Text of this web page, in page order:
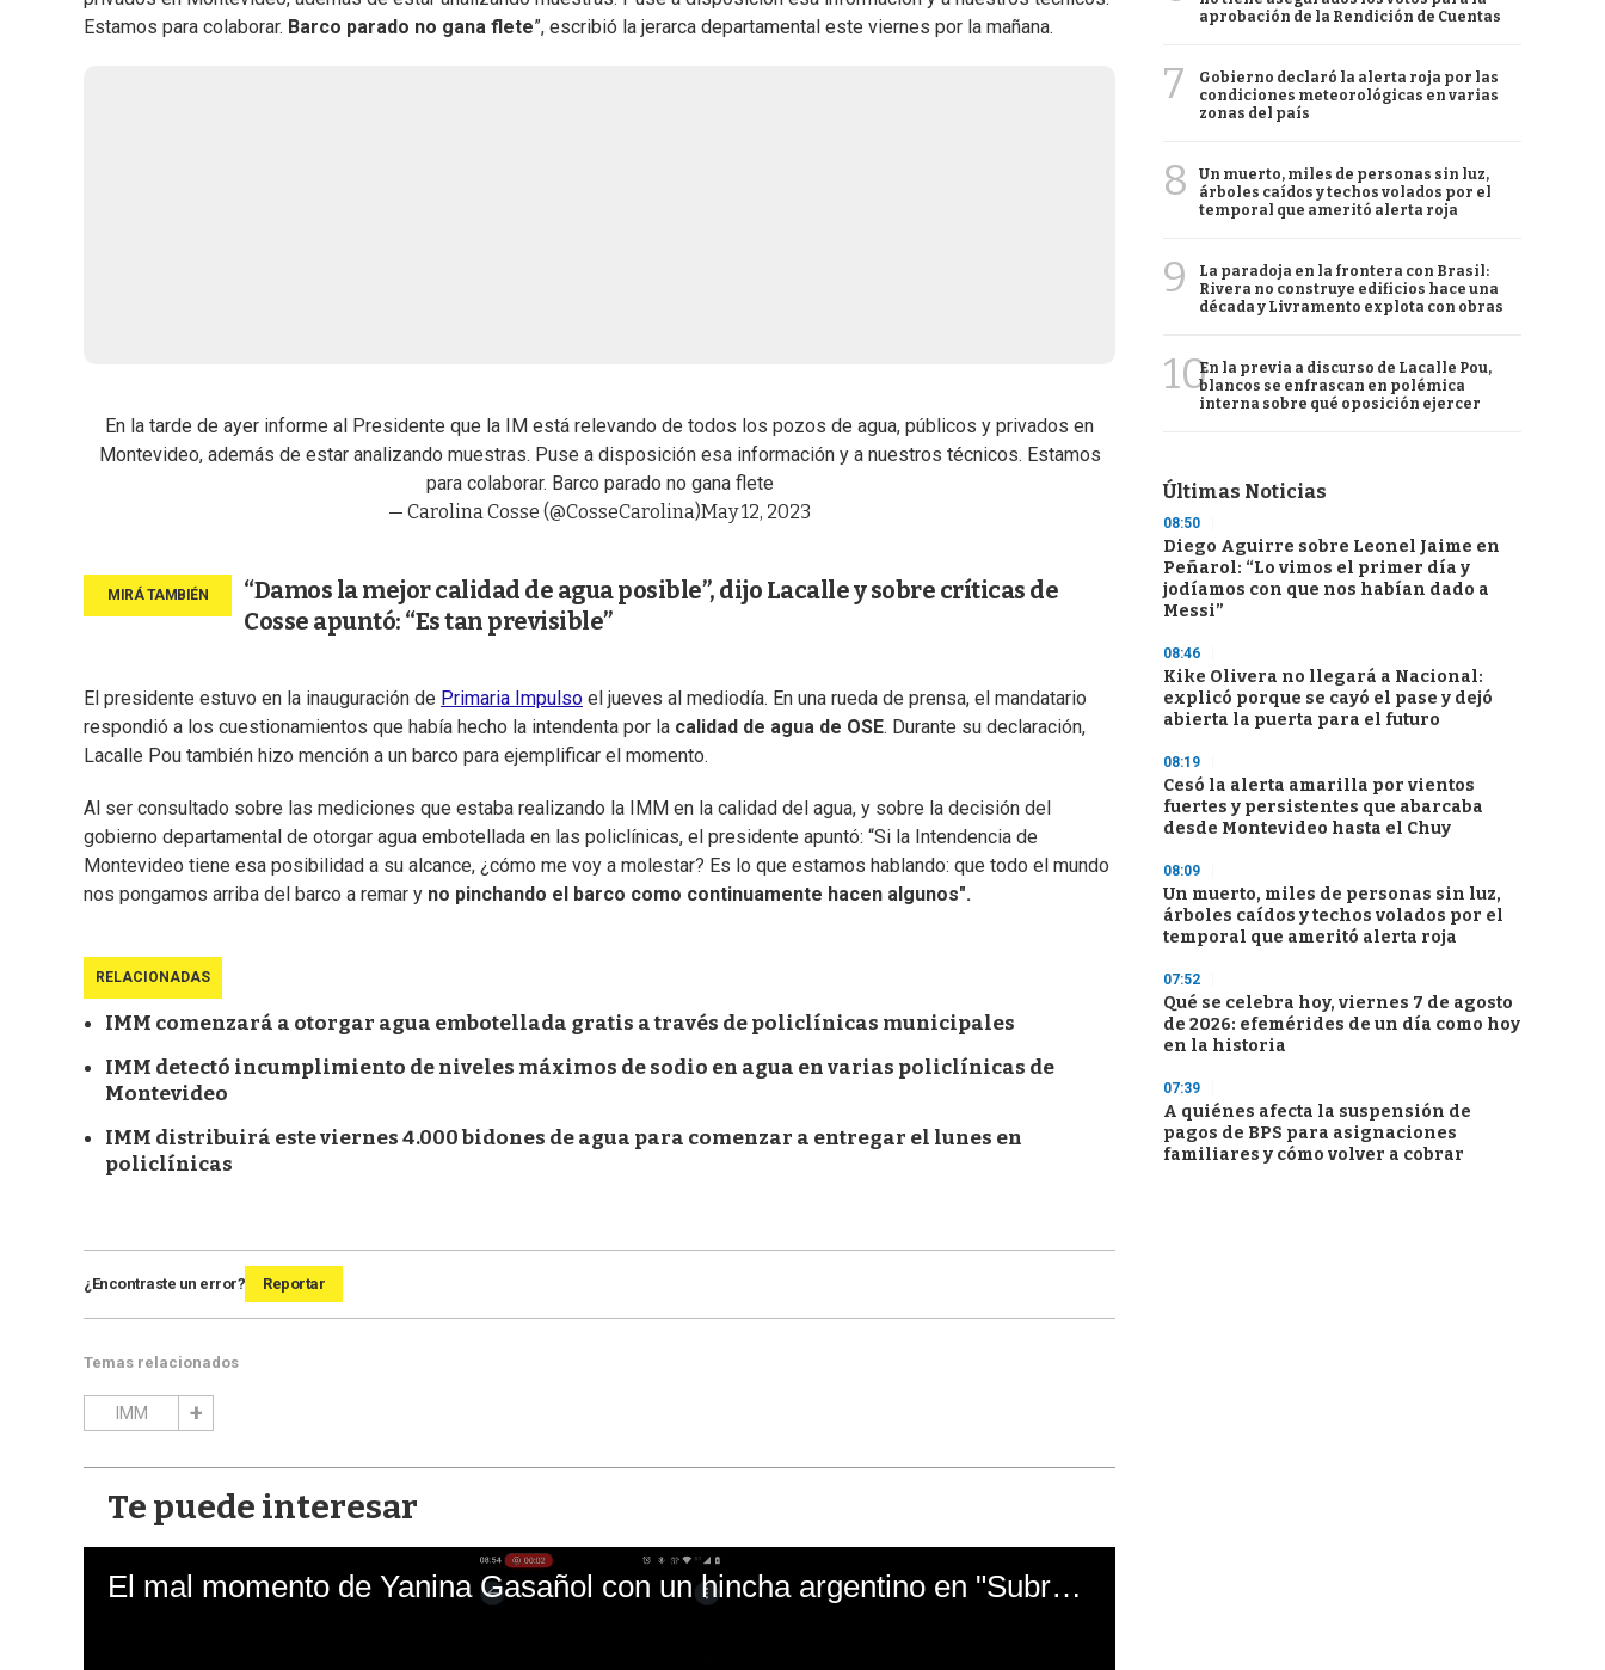
Estamos para colaborar. Barco parado no gana flete”, escribió la jerarca departamental este viernes por la mañana.
En la tarde de ayer informe al Presidente que la IM está relevando de todos los pozos de agua, públicos y privados en
Montevideo, además de estar analizando muestras. Puse a disposición esa información y a nuestros técnicos. Estamos
para colaborar. Barco parado no gana flete
— Carolina Cosse (@CosseCarolina)May 12, 2023
“Damos la mejor calidad de agua posible”, dijo Lacalle y sobre críticas de
Cosse apuntó: “Es tan previsible”
El presidente estuvo en la inauguración de Primaria Impulso el jueves al mediodía. En una rueda de prensa, el mandatario
respondió a los cuestionamientos que había hecho la intendenta por la calidad de agua de OSE. Durante su declaración,
Lacalle Pou también hizo mención a un barco para ejemplificar el momento.
Al ser consultado sobre las mediciones que estaba realizando la IMM en la calidad del agua, y sobre la decisión del
gobierno departamental de otorgar agua embotellada en las policlínicas, el presidente apuntó: “Si la Intendencia de
Montevideo tiene esa posibilidad a su alcance, ¿cómo me voy a molestar? Es lo que estamos hablando: que todo el mundo
nos pongamos arriba del barco a remar y no pinchando el barco como continuamente hacen algunos".
RELACIONADAS
IMM comenzará a otorgar agua embotellada gratis a través de policlínicas municipales
IMM detectó incumplimiento de niveles máximos de sodio en agua en varias policlínicas de
Montevideo
IMM distribuirá este viernes 4.000 bidones de agua para comenzar a entregar el lunes en
policlínicas
¿Encontraste un error? Reportar
Temas relacionados
IMM
Te puede interesar
El mal momento de Yanina Gasañol con un hincha argentino en "Subrayado"
aprobación de la Rendición de Cuentas
7
Gobierno declaró la alerta roja por las
condiciones meteorológicas en varias
zonas del país
8
Un muerto, miles de personas sin luz,
árboles caídos y techos volados por el
temporal que ameritó alerta roja
9
La paradoja en la frontera con Brasil:
Rivera no construye edificios hace una
década y Livramento explota con obras
10En la previa a discurso de Lacalle Pou,
blancos se enfrascan en polémica
interna sobre qué oposición ejercer
Últimas Noticias
08:50
Diego Aguirre sobre Leonel Jaime en
Peñarol: “Lo vimos el primer día y
jodíamos con que nos habían dado a
Messi”
08:46
Kike Olivera no llegará a Nacional:
explicó porque se cayó el pase y dejó
abierta la puerta para el futuro
08:19
Cesó la alerta amarilla por vientos
fuertes y persistentes que abarcaba
desde Montevideo hasta el Chuy
08:09
Un muerto, miles de personas sin luz,
árboles caídos y techos volados por el
temporal que ameritó alerta roja
07:52
Qué se celebra hoy, viernes 7 de agosto
de 2026: efemérides de un día como hoy
en la historia
07:39
A quiénes afecta la suspensión de
pagos de BPS para asignaciones
familiares y cómo volver a cobrar